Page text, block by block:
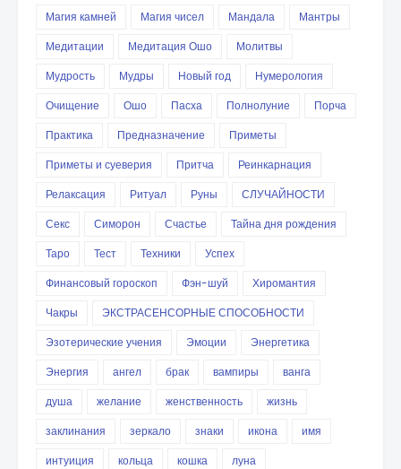
Магия камней
Магия чисел Мандала
Мантры
Медитации
Медитация Ошо
Молитвы
Мудрость
Мудры Новый год
Нумерология
Очищение
Ошо Пасха Полнолуние
Порча
Практика
Предназначение
Приметы
Приметы и суеверия
Притча
Реинкарнация
Релаксация
Ритуал Руны
СЛУЧАЙНОСТИ
Секс
Симорон Счастье
Тайна дня рождения
Таро
Тест Техники
Успех
Финансовый гороскоп
Фэн-шуй
Хиромантия
Чакры
ЭКСТРАСЕНСОРНЫЕ СПОСОБНОСТИ
Эзотерические учения
Эмоции
Энергетика
Энергия
ангел брак вампиры
ванга
душа
желание женственность
жизнь
заклинания
зеркало знаки икона
имя
интуиция
кольца кошка
луна